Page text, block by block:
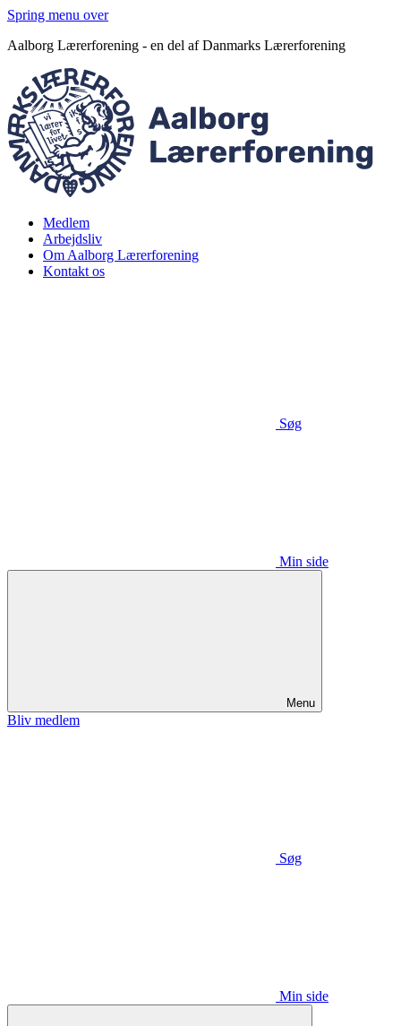
Spring menu over
Aalborg Lærerforening - en del af Danmarks Lærerforening
Medlem
Arbejdsliv
Om Aalborg Lærerforening
Kontakt os
Søg
Min side
Menu
Bliv medlem
Søg
Min side